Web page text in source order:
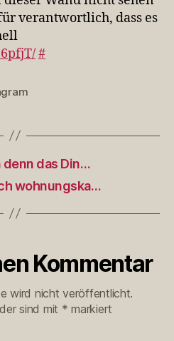
dieser
verantwortlich, dass es
#
denn das Din…
wohnungska…
Kommentar
wird nicht veröffentlicht.
sind mit * markiert